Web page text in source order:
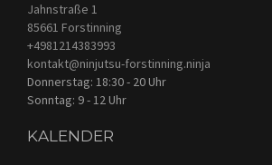
Jahnstraße 1
85661 Forstinning
+4981214383993
kontakt@ninjutsu-forstinning.ninja
Donnerstag: 18:30 - 20 Uhr
Sonntag: 9 - 12 Uhr
KALENDER